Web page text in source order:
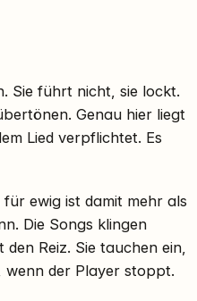
Sie führt nicht, sie lockt.
Genau hier liegt
Lied verpflichtet. Es
ewig ist damit mehr als
Die Songs klingen
Reiz. Sie tauchen ein,
wenn der Player stoppt.